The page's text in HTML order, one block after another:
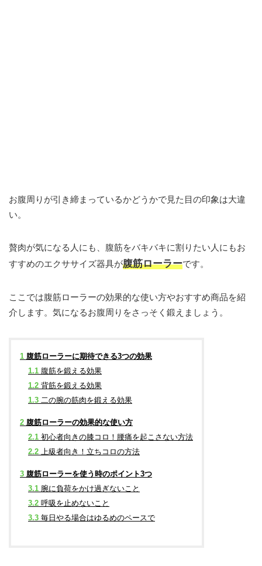
お腹周りが引き締まっているかどうかで見た目の印象は大違
い。
贅肉が気になる人にも、腹筋をバキバキに割りたい人にもお
すすめのエクササイズ器具が腹筋ローラーです。
ここでは腹筋ローラーの効果的な使い方やおすすめ商品を紹
介します。気になるお腹周りをさっそく鍛えましょう。
1 腹筋ローラーに期待できる3つの効果
1.1 腹筋を鍛える効果
1.2 背筋を鍛える効果
1.3 二の腕の筋肉を鍛える効果
2 腹筋ローラーの効果的な使い方
2.1 初心者向きの膝コロ！腰痛を起こさない方法
2.2 上級者向き！立ちコロの方法
3 腹筋ローラーを使う時のポイント3つ
3.1 腕に負荷をかけ過ぎないこと
3.2 呼吸を止めないこと
3.3 毎日やる場合はゆるめのペースで